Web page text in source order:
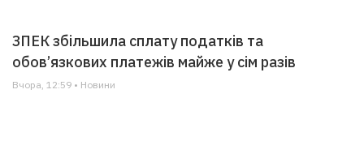
ЗПЕК збільшила сплату податків та
обов’язкових платежів майже у сім разів
Вчора, 12:59 • Новини